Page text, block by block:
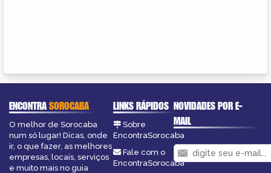
ENCONTRASOROCABA
O melhor de Sorocaba
num só lugar! Dicas, onde
ir, o que fazer, as melhores
empresas, locais, serviços
e muito mais no guia
LINKS RÁPIDOS
Sobre
EncontraSorocaba
Fale com o
EncontraSorocaba
NOVIDADES POR E-
MAIL